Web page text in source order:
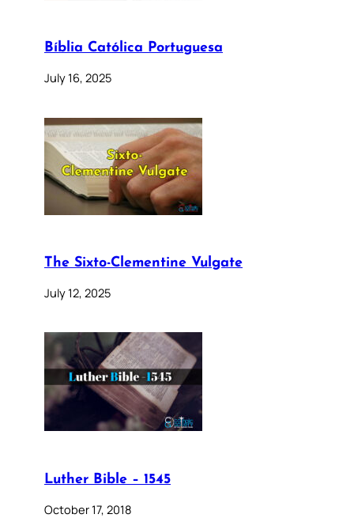
Bíblia Católica Portuguesa
July 16, 2025
The Sixto-Clementine Vulgate
July 12, 2025
Luther Bible – 1545
October 17, 2018